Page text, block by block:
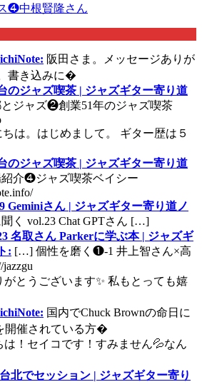
❹中根賢隆さん
阪田さま。メッセージありが
書き込みに�
のジャズ喫茶 | ジャズギター寄り道
ジャズ❷創業51年のジャズ喫茶
ちは。はじめまして。 ギター歴は５
のジャズ喫茶 | ジャズギター寄り道
介❹ジャズ喫茶ベイシー
Geminiさん | ジャズギター寄り道ノ
く vol.23 Chat GPTさん […]
名取さん Parkerに学ぶ本 | ジャズギ
: […] 個性を磨く❶-1 井上智さん×高
がとうございます✨ 私もとっても嬉
国内でChuck Brownの命日に
開催されている方�
は！セイコです！すみません💦なん
北でセッション | ジャズギター寄り